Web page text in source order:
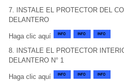
7. INSTALE EL PROTECTOR DEL
DELANTERO
Haga clic aquí
8. INSTALE EL PROTECTOR
DELANTERO N° 1
Haga clic aquí